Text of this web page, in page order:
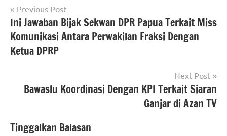
Navigasi
pos
Previous Post
Ini Jawaban Bijak Sekwan DPR Papua Terkait Miss
Komunikasi Antara Perwakilan Fraksi Dengan
Ketua DPRP
Next Post
Bawaslu Koordinasi Dengan KPI Terkait Siaran
Ganjar di Azan TV
Tinggalkan Balasan